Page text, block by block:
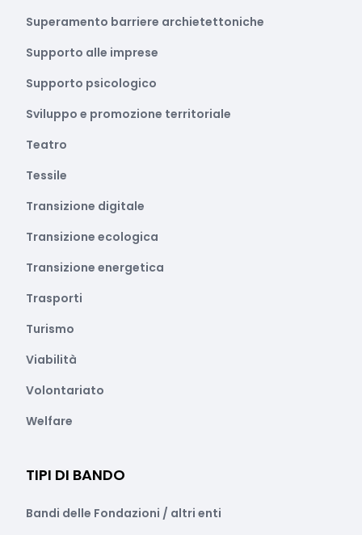
Superamento barriere archietettoniche
Supporto alle imprese
Supporto psicologico
Sviluppo e promozione territoriale
Teatro
Tessile
Transizione digitale
Transizione ecologica
Transizione energetica
Trasporti
Turismo
Viabilità
Volontariato
Welfare
TIPI DI BANDO
Bandi delle Fondazioni / altri enti